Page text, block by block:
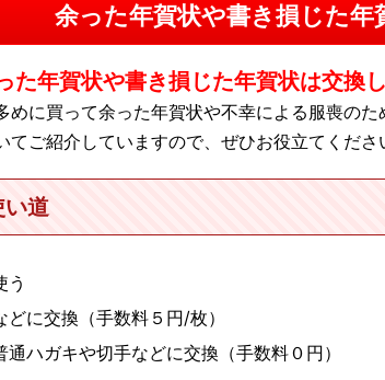
余った年賀状や書き損じた年
た年賀状や書き損じた年賀状は交換
めに買って余った年賀状や不幸による服喪の
てご紹介していますので、ぜひお役立てくださ
い道
う
に交換（手数料５円/枚）
ハガキや切手などに交換（手数料０円）